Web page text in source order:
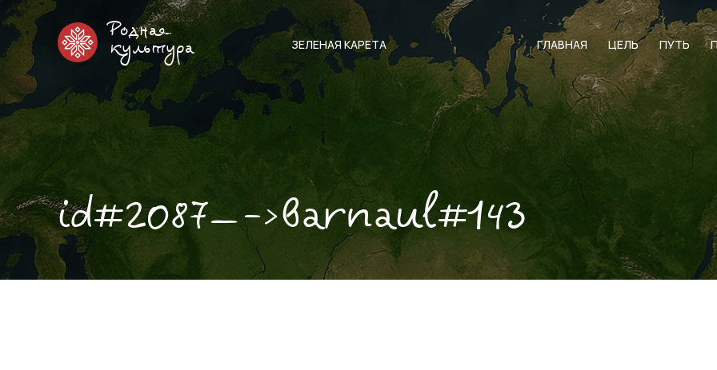
Родная
культура
ЗЕЛЕНАЯ КАРЕТА ГЛАВНАЯ ЦЕЛЬ ПУТЬ
id#2087—->barnaul#143